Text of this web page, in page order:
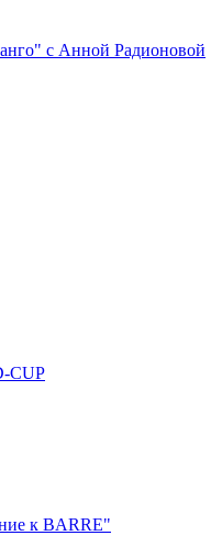
с Анной Радионовой
CUP
к BARRE"